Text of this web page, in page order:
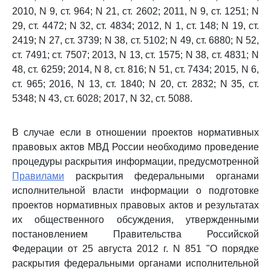
2010, N 9, ст. 964; N 21, ст. 2602; 2011, N 9, ст. 1251; N
29, ст. 4472; N 32, ст. 4834; 2012, N 1, ст. 148; N 19, ст.
2419; N 27, ст. 3739; N 38, ст. 5102; N 49, ст. 6880; N 52,
ст. 7491; ст. 7507; 2013, N 13, ст. 1575; N 38, ст. 4831; N
48, ст. 6259; 2014, N 8, ст. 816; N 51, ст. 7434; 2015, N 6,
ст. 965; 2016, N 13, ст. 1840; N 20, ст. 2832; N 35, ст.
5348; N 43, ст. 6028; 2017, N 32, ст. 5088.
В случае если в отношении проектов нормативных
правовых актов МВД России необходимо проведение
процедуры раскрытия информации, предусмотренной
Правилами раскрытия федеральными органами
исполнительной власти информации о подготовке
проектов нормативных правовых актов и результатах
их общественного обсуждения, утвержденными
постановлением Правительства Российской
Федерации от 25 августа 2012 г. N 851 "О порядке
раскрытия федеральными органами исполнительной